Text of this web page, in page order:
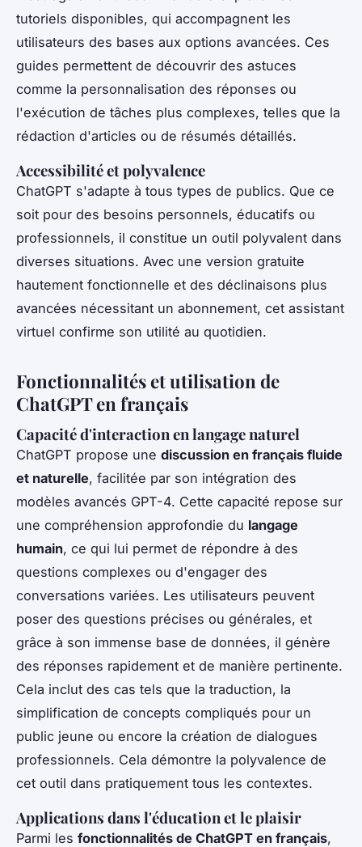
tutoriels disponibles, qui accompagnent les
utilisateurs des bases aux options avancées. Ces
guides permettent de découvrir des astuces
comme la personnalisation des réponses ou
l'exécution de tâches plus complexes, telles que la
rédaction d'articles ou de résumés détaillés.
Accessibilité et polyvalence
ChatGPT s'adapte à tous types de publics. Que ce
soit pour des besoins personnels, éducatifs ou
professionnels, il constitue un outil polyvalent dans
diverses situations. Avec une version gratuite
hautement fonctionnelle et des déclinaisons plus
avancées nécessitant un abonnement, cet assistant
virtuel confirme son utilité au quotidien.
Fonctionnalités et utilisation de
ChatGPT en français
Capacité d'interaction en langage naturel
ChatGPT propose une discussion en français fluide
et naturelle, facilitée par son intégration des
modèles avancés GPT-4. Cette capacité repose sur
une compréhension approfondie du langage
humain, ce qui lui permet de répondre à des
questions complexes ou d'engager des
conversations variées. Les utilisateurs peuvent
poser des questions précises ou générales, et
grâce à son immense base de données, il génère
des réponses rapidement et de manière pertinente.
Cela inclut des cas tels que la traduction, la
simplification de concepts compliqués pour un
public jeune ou encore la création de dialogues
professionnels. Cela démontre la polyvalence de
cet outil dans pratiquement tous les contextes.
Applications dans l'éducation et le plaisir
Parmi les fonctionnalités de ChatGPT en français,